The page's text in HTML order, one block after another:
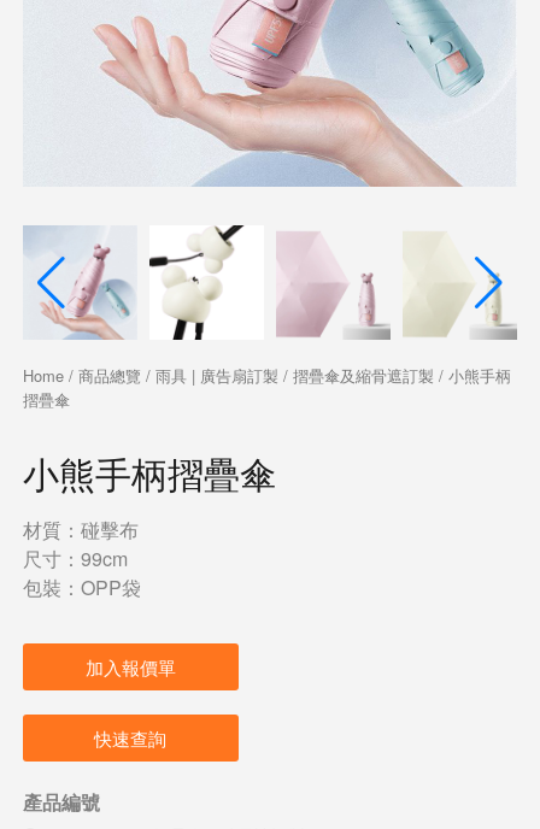
Home/ 商品總覽 / 雨具 | 廣告扇訂製 / 摺疊傘及縮骨遮訂製 / 小熊手柄
摺疊傘
小熊手柄摺疊傘
材質：碰擊布
尺寸：99cm
包裝：OPP袋
加入報價單
快速查詢
產品編號